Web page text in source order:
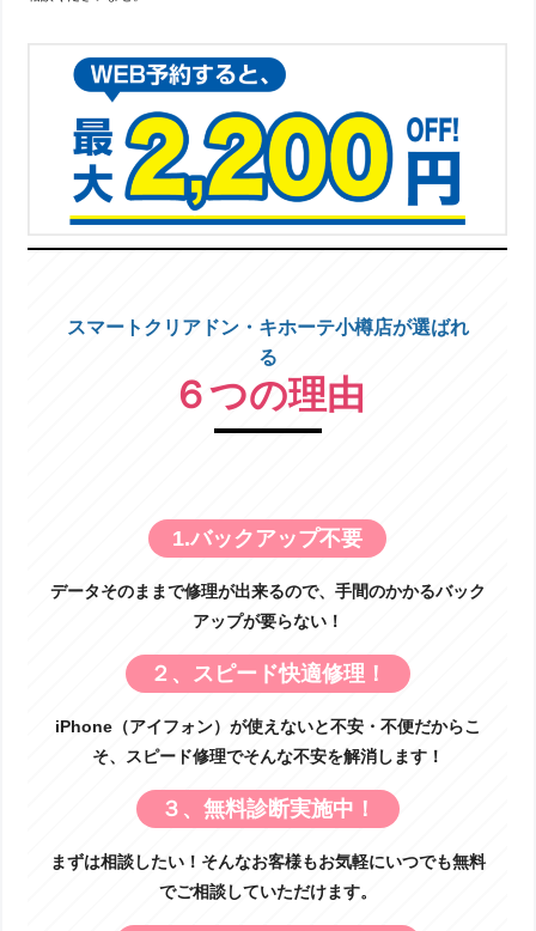
スマートクリアドン・キホーテ小樽店が選ばれ
る
６つの理由
1.バックアップ不要
データそのままで修理が出来るので、手間のかかるバック
アップが要らない！
２、スピード快適修理！
iPhone（アイフォン）が使えないと不安・不便だからこ
そ、スピード修理でそんな不安を解消します！
３、無料診断実施中！
まずは相談したい！そんなお客様もお気軽にいつでも無料
でご相談していただけます。